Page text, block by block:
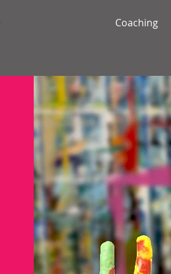
Coaching